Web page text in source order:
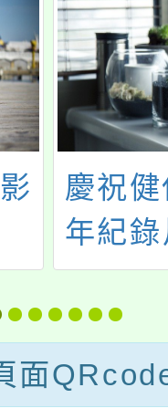
慶祝
年紀
造奇
面